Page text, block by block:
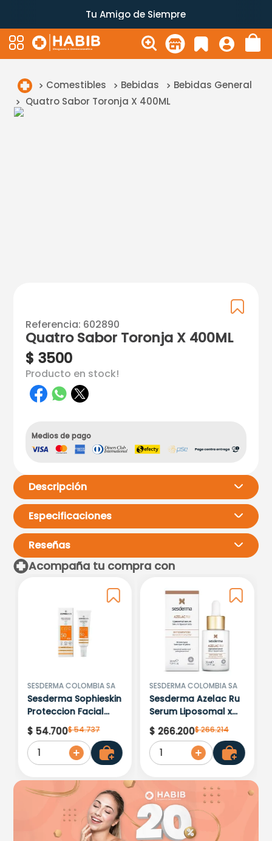
Tu Amigo de Siempre
Comestibles Bebidas
Bebidas General
Quatro Sabor Toronja X 400ML
Referencia: 602890
Quatro Sabor Toronja X 400ML
$ 3500
Producto en stock!
Medios de pago
Descripción
Especificaciones
Reseñas
Por favor, inicia sesión para
escribir un comentario.
Más reciente
Acompaña tu compra con
SESDERMA COLOMBIA SA
Sesderma Sophieskin
Proteccion Facial
Kids Hypoallergenic
Spf 500 Moisturising
$ 54.700$54.737
1
SESDERMA COLOMBIA SA
Sesderma Azelac Ru
Serum Liposomal x
30ml
$ 266.200$266.214
1